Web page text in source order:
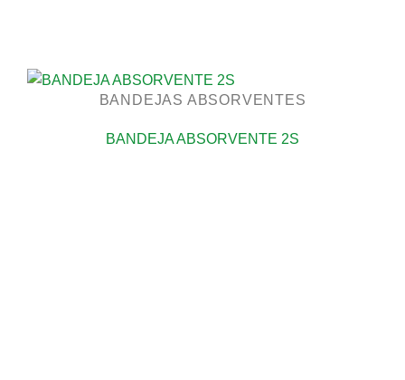
BANDEJAS ABSORVENTES
BANDEJA ABSORVENTE 2S